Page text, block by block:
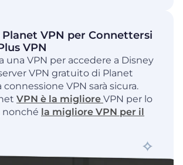
VPN per Connettersi
VPN
una VPN per accedere a Disney
VPN gratuito di Planet
connessione VPN sarà sicura.
VPN è la migliore VPN per lo
nonché la migliore VPN per il